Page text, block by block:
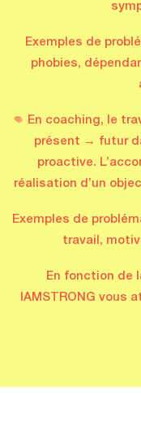
Exemples de
phobies,
👊 En coaching, le
présent → futur
proactive.
réalisation d’un
Exemples de
travail,
En fonction de
IAMSTRONG vous